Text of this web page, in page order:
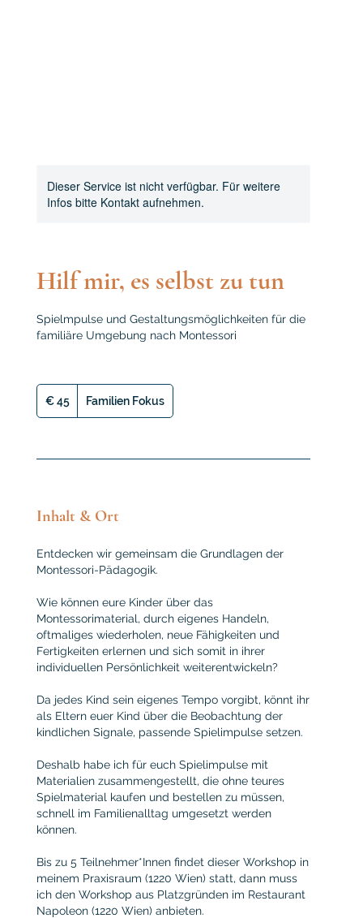
Dieser Service ist nicht verfügbar. Für weitere
Infos bitte Kontakt aufnehmen.
Hilf mir, es selbst zu tun
Spielmpulse und Gestaltungsmöglichkeiten für die
familiäre Umgebung nach Montessori
45
Euro
€ 45 Familien Fokus
Inhalt & Ort
Entdecken wir gemeinsam die Grundlagen der
Montessori-Pädagogik.
Wie können eure Kinder über das
Montessorimaterial, durch eigenes Handeln,
oftmaliges wiederholen, neue Fähigkeiten und
Fertigkeiten erlernen und sich somit in ihrer
individuellen Persönlichkeit weiterentwickeln?
Da jedes Kind sein eigenes Tempo vorgibt, könnt ihr
als Eltern euer Kind über die Beobachtung der
kindlichen Signale, passende Spielimpulse setzen.
Deshalb habe ich für euch Spielimpulse mit
Materialien zusammengestellt, die ohne teures
Spielmaterial kaufen und bestellen zu müssen,
schnell im Familienalltag umgesetzt werden
können.
Bis zu 5 Teilnehmer*Innen findet dieser Workshop in
meinem Praxisraum (1220 Wien) statt, dann muss
ich den Workshop aus Platzgründen im Restaurant
Napoleon (1220 Wien) anbieten.